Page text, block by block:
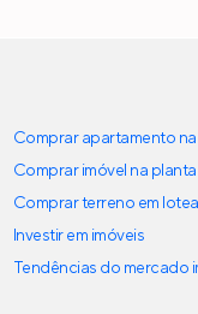
Comprar apartamento
Comprar imóvel na planta
Comprar terreno em
Investir em imóveis
Tendências do mercado